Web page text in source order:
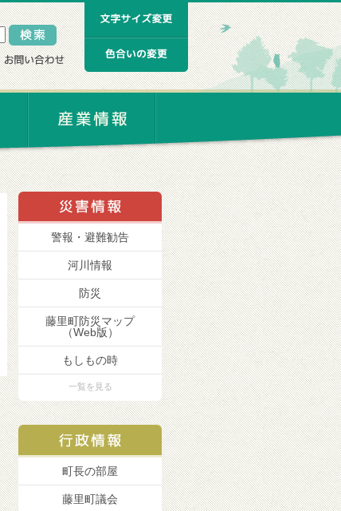
警報・避難勧告
河川情報
防災
藤里町防災マップ
（Web版）
もしもの時
一覧を見る
町長の部屋
藤里町議会